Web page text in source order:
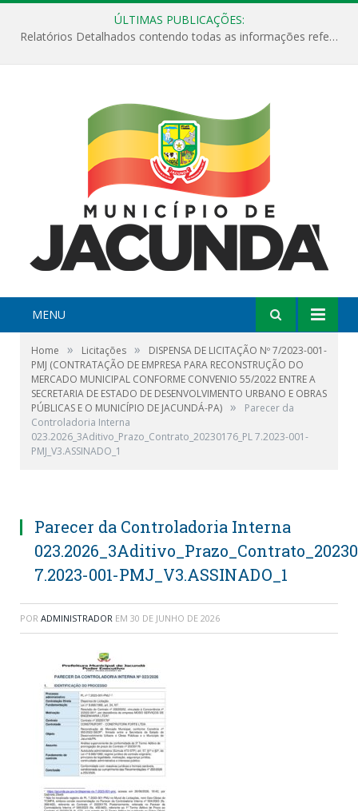
ÚLTIMAS PUBLICAÇÕES:
Relatórios Detalhados contendo todas as informações referentes a execução de recursos destinados ao fomento de projetos culturais no Município de Jacundá entre os anos de 2022 ao presente ano de 2026.
MENU
Home » Licitações »
DISPENSA DE LICITAÇÃO Nº 7/2023-001-
PMJ (CONTRATAÇÃO DE EMPRESA PARA RECONSTRUÇÃO DO
MERCADO MUNICIPAL CONFORME CONVENIO 55/2022 ENTRE A
SECRETARIA DE ESTADO DE DESENVOLVIMENTO URBANO E OBRAS
PÚBLICAS E O MUNICÍPIO DE JACUNDÁ-PA) »
Parecer da
Controladoria Interna
023.2026_3Aditivo_Prazo_Contrato_20230176_PL 7.2023-001-
PMJ_V3.ASSINADO_1
Parecer da Controladoria Interna
7.2023-001-PMJ_V3.ASSINADO_1
POR ADMINISTRADOR EM 30 DE JUNHO DE 2026